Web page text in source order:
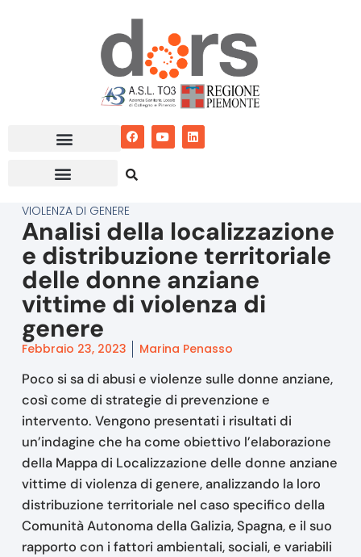
VIOLENZA DI GENERE
Analisi della localizzazione
e distribuzione territoriale
delle donne anziane
vittime di violenza di
genere
Febbraio 23, 2023 Marina Penasso
Poco si sa di abusi e violenze sulle donne anziane,
così come di strategie di prevenzione e
intervento. Vengono presentati i risultati di
un’indagine che ha come obiettivo l’elaborazione
della Mappa di Localizzazione delle donne anziane
vittime di violenza di genere, analizzando la loro
distribuzione territoriale nel caso specifico della
Comunità Autonoma della Galizia, Spagna, e il suo
rapporto con i fattori ambientali, sociali, e variabili